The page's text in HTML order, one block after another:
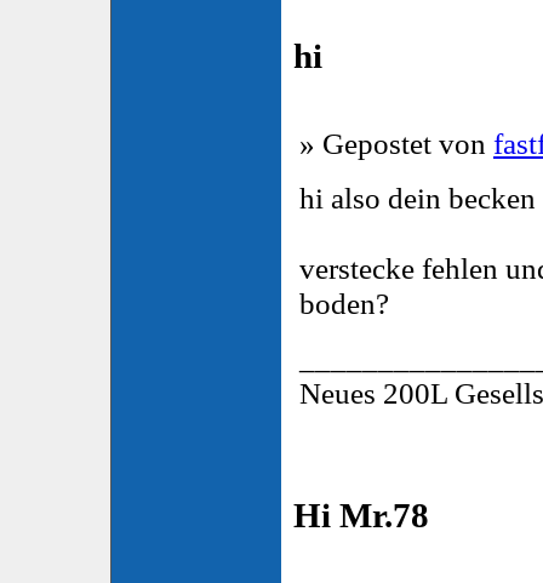
hi
» Gepostet von
hi also dein
verstecke fehlen
boden?
Neues 200L
Hi Mr.78